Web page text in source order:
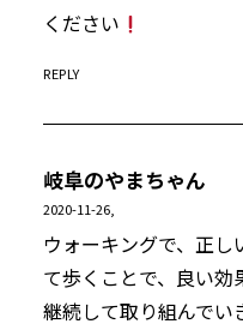
ください
REPLY
岐阜のやまちゃん
2020-11-26,
ウォーキングで、正
て歩くことで、良い効
継続して取り組んで